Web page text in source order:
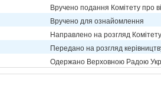
Вручено подання Комітету про
Вручено для ознайомлення
Направлено на розгляд Комітету
Передано на розгляд
Одержано Верховною Радою